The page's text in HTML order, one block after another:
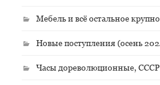
Мебель и всё остальное
Новые поступления (осень
Часы дореволюционные,